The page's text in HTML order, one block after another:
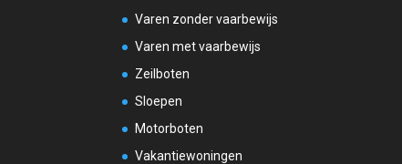
Varen zonder vaarbewijs
Varen met vaarbewijs
Zeilboten
Sloepen
Motorboten
Vakantiewoningen